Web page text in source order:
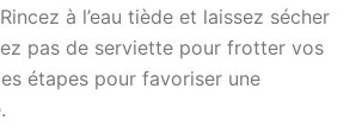
à l’eau tiède et laissez sécher
pas de serviette pour frotter vos
étapes pour favoriser une